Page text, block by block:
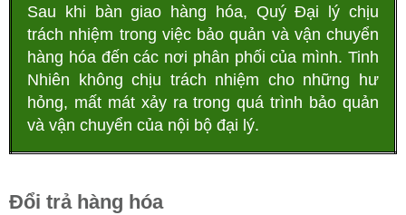
Sau khi bàn giao hàng hóa, Quý Đại lý chịu
trách nhiệm trong việc bảo quản và vận chuyển
hàng hóa đến các nơi phân phối của mình. Tinh
Nhiên không chịu trách nhiệm cho những hư
hỏng, mất mát xảy ra trong quá trình bảo quản
và vận chuyển của nội bộ đại lý.
Đổi trả hàng hóa